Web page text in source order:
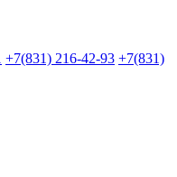
+7(831) 216-42-93 +7(831)